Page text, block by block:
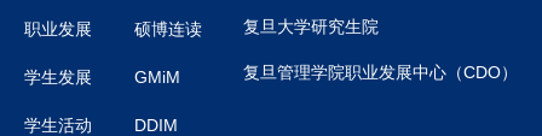
职业发展
学生发展
学生活动
硕博连读
GMiM
DDIM
复旦大学研究生院
复旦管理学院职业发展中心（CDO）